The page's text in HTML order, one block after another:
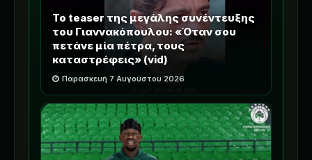
Το teaser της μεγάλης συνέντευξης
του Γιαννακόπουλου: «Όταν σου
πετάνε μία πέτρα, τους
καταστρέφεις» (vid)
Παρασκευή 7 Αυγούστου 2026